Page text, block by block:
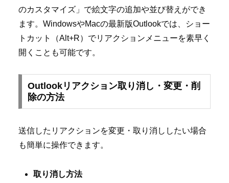
のカスタマイズ」で絵文字の追加や並び替えができ
ます。WindowsやMacの最新版Outlookでは、ショー
トカット（Alt+R）でリアクションメニューを素早く
開くことも可能です。
Outlookリアクション取り消し・変更・削
除の方法
送信したリアクションを変更・取り消ししたい場合
も簡単に操作できます。
取り消し方法